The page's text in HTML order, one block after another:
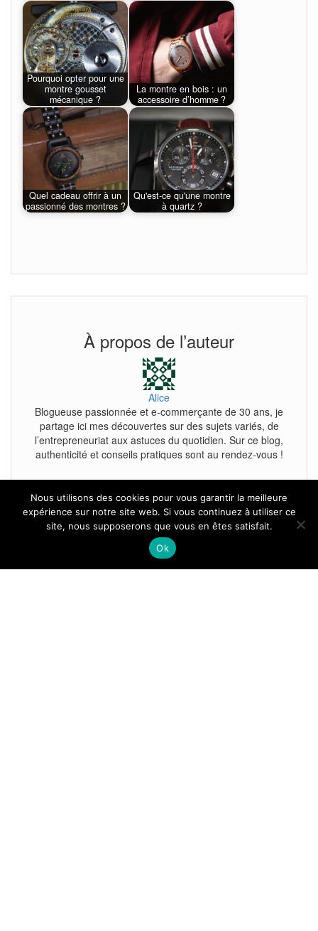
Pourquoi opter pour une
montre gousset
mécanique ?
La montre en bois : un
accessoire d’homme ?
Quel cadeau offrir à un
passionné des montres ?
Qu'est-ce qu'une montre
à quartz ?
À propos de l’auteur
Alice
Blogueuse passionnée et e-commerçante de 30 ans, je
partage ici mes découvertes sur des sujets variés, de
l’entrepreneuriat aux astuces du quotidien. Sur ce blog,
authenticité et conseils pratiques sont au rendez-vous !
Tous droits reservés.
Nous utilisons des cookies pour vous garantir la meilleure
expérience sur notre site web. Si vous continuez à utiliser ce
site, nous supposerons que vous en êtes satisfait.
Ok